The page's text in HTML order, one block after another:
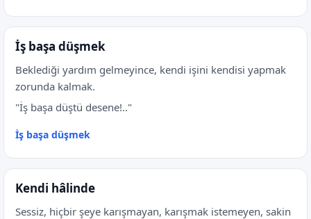
İş başa düşmek
Beklediği yardım gelmeyince, kendi işini kendisi yapmak
zorunda kalmak.
"İş başa düştü desene!.."
İş başa düşmek
Kendi hâlinde
Sessiz, hiçbir şeye karışmayan, karışmak istemeyen, sakin